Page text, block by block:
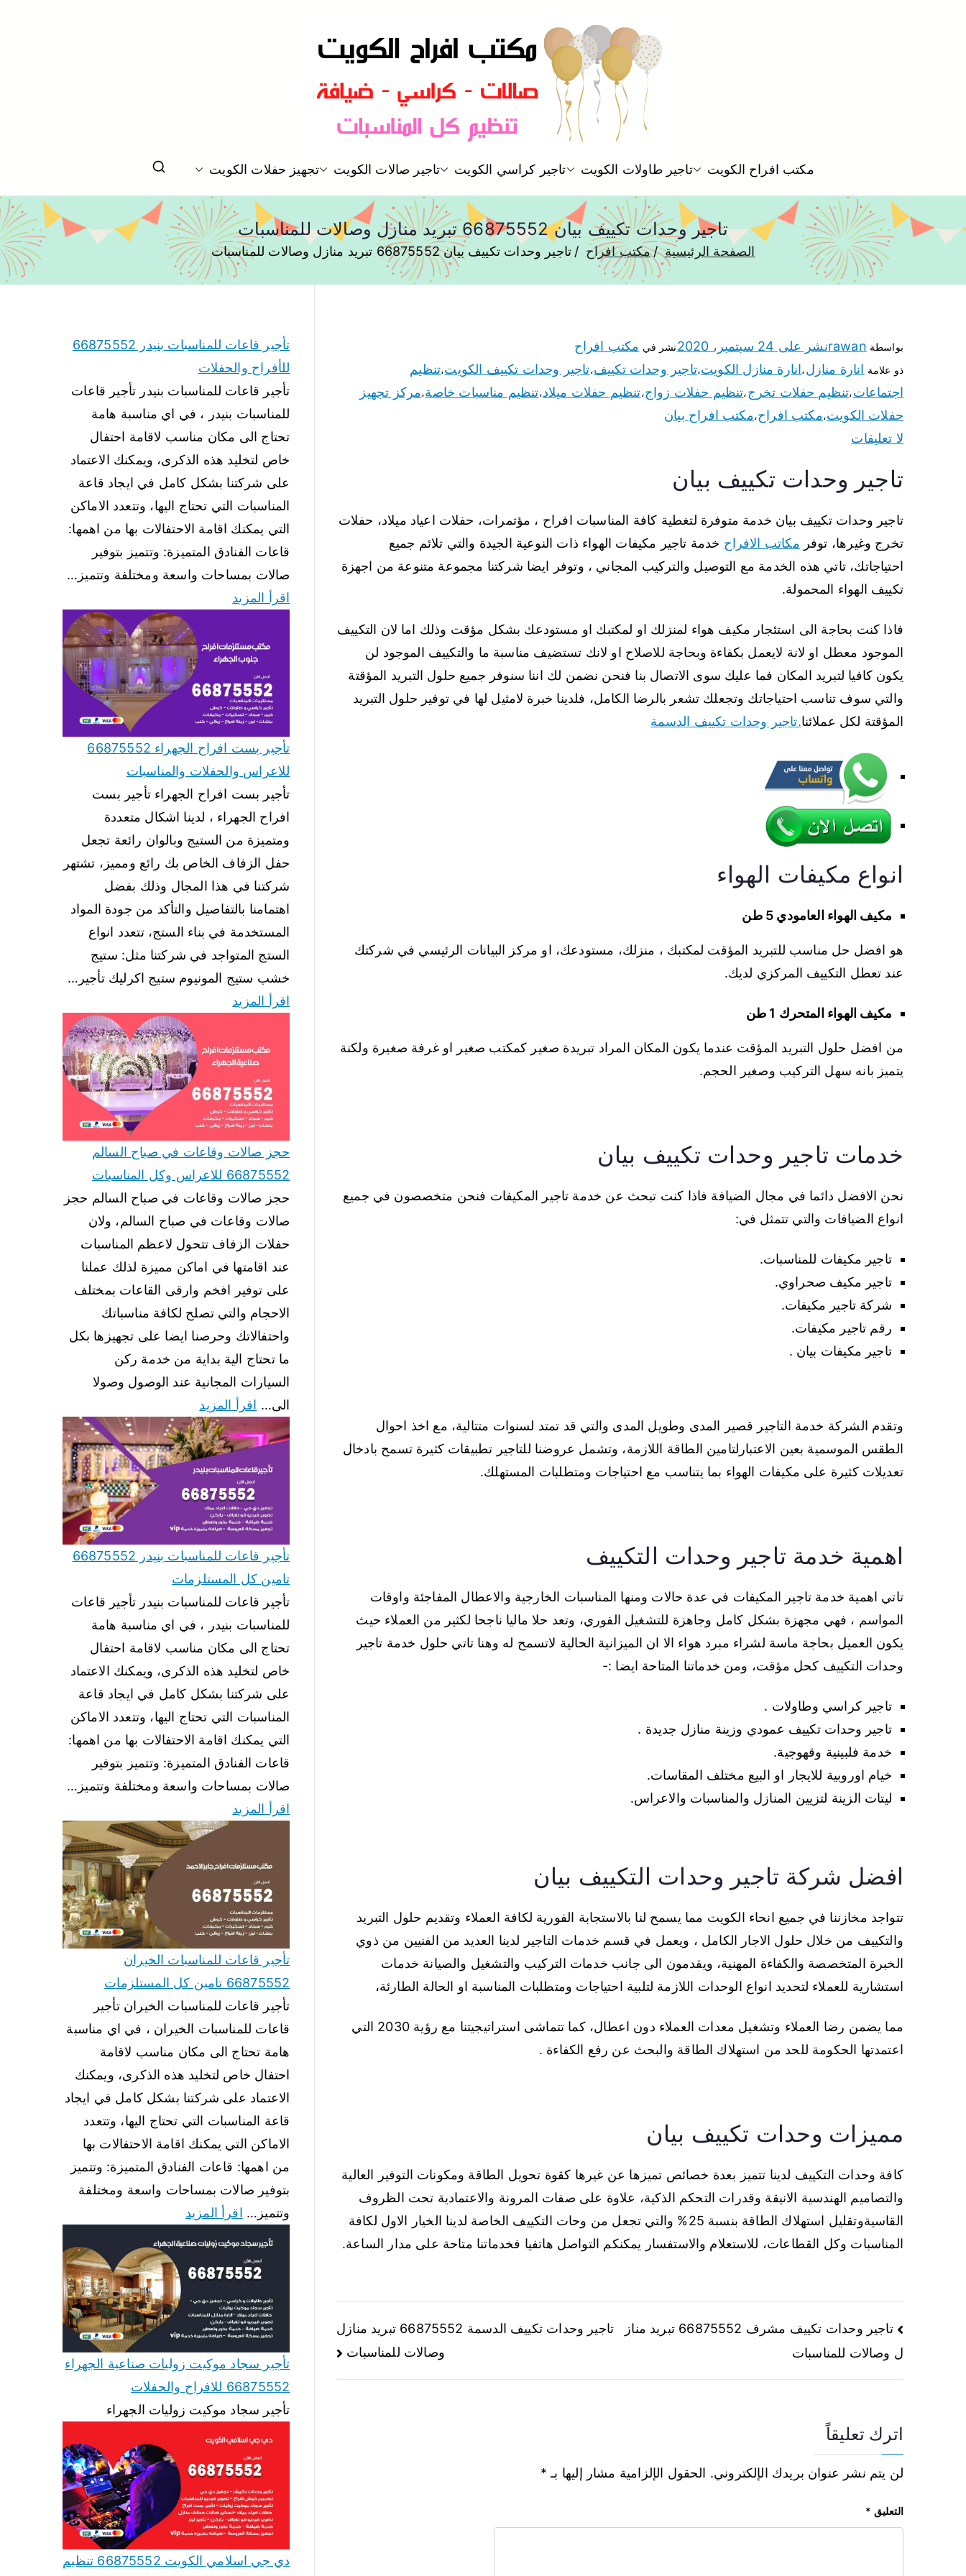
مكتب افراح
مكتب افراح و مناسبات و زواج و تخرج بالكويت مكتب افراح الكويت تاجير طاولات الكويت تاجير كراسي الكويت تاجير صالات الكويت تجهيز حفلات الكويت
تاجير وحدات تكييف بيان 66875552 تبريد منازل وصالات للمناسبات
الصفحة الرئيسية مكتب افراح تاجير وحدات تكييف بيان 66875552 تبريد منازل وصالات للمناسبات
بواسطة rawanنشر على 24 سبتمبر، 2020 نشر في مكتب افراح
ذو علامة انارة منازل،انارة منازل الكويت،تاجير وحدات تكييف،تاجير وحدات تكييف الكويت،تنظيم
اجتماعات،تنظيم حفلات تخرج،تنظيم حفلات زواج،تنظيم حفلات ميلاد،تنظيم مناسبات خاصة،مركز تجهيز
حفلات الكويت،مكتب افراح،مكتب افراح بيان
لا تعليقات
تاجير وحدات تكييف بيان
تاجير وحدات تكييف بيان خدمة متوفرة لتغطية كافة المناسبات افراح ، مؤتمرات، حفلات اعياد ميلاد، حفلات
تخرج وغيرها، توفر مكاتب الافراح خدمة تاجير مكيفات الهواء ذات النوعية الجيدة والتي تلائم جميع
احتياجاتك، تاتي هذه الخدمة مع التوصيل والتركيب المجاني ، وتوفر ايضا شركتنا مجموعة متنوعة من اجهزة
تكييف الهواء المحمولة.
فاذا كنت بحاجة الى استئجار مكيف هواء لمنزلك او لمكتبك او مستودعك بشكل مؤقت وذلك اما لان التكييف
الموجود معطل او لانة لايعمل بكفاءة وبحاجة للاصلاح او لانك تستضيف مناسبة ما والتكييف الموجود لن
يكون كافيا لتبريد المكان فما عليك سوى الاتصال بنا فنحن نضمن لك اننا سنوفر جميع حلول التبريد المؤقتة
والتي سوف تناسب احتياجاتك وتجعلك تشعر بالرضا الكامل، فلدينا خبرة لامثيل لها في توفير حلول التبريد
المؤقتة لكل عملائنا.تاجير وحدات تكييف الدسمة
انواع مكيفات الهواء
مكيف الهواء العامودي 5 طن
هو افضل حل مناسب للتبريد المؤقت لمكتبك ، منزلك، مستودعك، او مركز البيانات الرئيسي في شركتك
عند تعطل التكييف المركزي لديك.
مكيف الهواء المتحرك 1 طن
من افضل حلول التبريد المؤقت عندما يكون المكان المراد تبريدة صغير كمكتب صغير او غرفة صغيرة ولكنة
يتميز بانه سهل التركيب وصغير الحجم.
خدمات تاجير وحدات تكييف بيان
نحن الافضل دائما في مجال الضيافة فاذا كنت تبحث عن خدمة تاجير المكيفات فنحن متخصصون في جميع
انواع الضيافات والتي تتمثل في:
تاجير مكيفات للمناسبات.
تاجير مكيف صحراوي.
شركة تاجير مكيفات.
رقم تاجير مكيفات.
تاجير مكيفات بيان .
وتقدم الشركة خدمة التاجير قصير المدى وطويل المدى والتي قد تمتد لسنوات متتالية، مع اخذ احوال
الطقس الموسمية بعين الاعتبارلتامين الطاقة اللازمة، وتشمل عروضنا للتاجير تطبيقات كثيرة تسمح بادخال
تعديلات كثيرة على مكيفات الهواء بما يتناسب مع احتياجات ومتطلبات المستهلك.
اهمية خدمة تاجير وحدات التكييف
تاتي اهمية خدمة تاجير المكيفات في عدة حالات ومنها المناسبات الخارجية والاعطال المفاجئة واوقات
المواسم ، فهي مجهزة بشكل كامل وجاهزة للتشغيل الفوري، وتعد حلا ماليا ناجحا لكثير من العملاء حيث
يكون العميل بحاجة ماسة لشراء مبرد هواء الا ان الميزانية الحالية لاتسمح له وهنا تاتي حلول خدمة تاجير
وحدات التكييف كحل مؤقت، ومن خدماتنا المتاحة ايضا :-
تاجير كراسي وطاولات .
تاجير وحدات تكييف عمودي وزينة منازل جديدة .
خدمة فلبينية وقهوجية.
خيام اوروبية للايجار او البيع مختلف المقاسات.
ليتات الزينة لتزيين المنازل والمناسبات والاعراس.
افضل شركة تاجير وحدات التكييف بيان
تتواجد مخازننا في جميع انحاء الكويت مما يسمح لنا بالاستجابة الفورية لكافة العملاء وتقديم حلول التبريد
والتكييف من خلال حلول الاجار الكامل ، ويعمل في قسم خدمات التاجير لدينا العديد من الفنيين من ذوي
الخبرة المتخصصة والكفاءة المهنية، ويقدمون الى جانب خدمات التركيب والتشغيل والصيانة خدمات
استشارية للعملاء لتحديد انواع الوحدات اللازمة لتلبية احتياجات ومتطلبات المناسبة او الحالة الطارئة،
مما يضمن رضا العملاء وتشغيل معدات العملاء دون اعطال، كما تتماشى استراتيجيتنا مع رؤية 2030 التي
اعتمدتها الحكومة للحد من استهلاك الطاقة والبحث عن رفع الكفاءة .
مميزات وحدات تكييف بيان
كافة وحدات التكييف لدينا تتميز بعدة خصائص تميزها عن غيرها كقوة تحويل الطاقة ومكونات التوفير العالية
والتصاميم الهندسية الانيقة وقدرات التحكم الذكية، علاوة على صفات المرونة والاعتمادية تحت الظروف
القاسيةوتقليل استهلاك الطاقة بنسبة 25% والتي تجعل من وحات التكييف الخاصة لدينا الخيار الاول لكافة
المناسبات وكل القطاعات، للاستعلام والاستفسار يمكنكم التواصل هاتفيا فخدماتنا متاحة على مدار الساعة.
تاجير وحدات تكييف مشرف 66875552 تبريد مناز
ل وصالات للمناسبات
تاجير وحدات تكييف الدسمة 66875552 تبريد منازل
وصالات للمناسبات
اترك تعليقاً
لن يتم نشر عنوان بريدك الإلكتروني. الحقول الإلزامية مشار إليها بـ *
التعليق *
تأجير قاعات للمناسبات بنيدر 66875552
للأفراح والحفلات
تأجير قاعات للمناسبات بنيدر تأجير قاعات
للمناسبات بنيدر ، في اي مناسبة هامة
تحتاج الى مكان مناسب لاقامة احتفال
خاص لتخليد هذه الذكرى، ويمكنك الاعتماد
على شركتنا بشكل كامل في ايجاد قاعة
المناسبات التي تحتاج اليها، وتتعدد الاماكن
التي يمكنك اقامة الاحتفالات بها من اهمها:
قاعات الفنادق المتميزة: وتتميز بتوفير
صالات بمساحات واسعة ومختلفة وتتميز…
اقرأ المزيد
تأجير بست افراح الجهراء 66875552
للاعراس والحفلات والمناسبات
تأجير بست افراح الجهراء تأجير بست
افراح الجهراء ، لدينا اشكال متعددة
ومتميزة من الستيج وبالوان رائعة تجعل
حفل الزفاف الخاص بك رائع ومميز، تشتهر
شركتنا في هذا المجال وذلك بفضل
اهتمامنا بالتفاصيل والتأكد من جودة المواد
المستخدمة في بناء الستج، تتعدد انواع
الستج المتواجد في شركتنا مثل: ستيج
خشب ستيج المونيوم ستيج اكرليك تأجير…
اقرأ المزيد
حجز صالات وقاعات في صباح السالم
66875552 للاعراس وكل المناسبات
حجز صالات وقاعات في صباح السالم حجز
صالات وقاعات في صباح السالم، ولان
حفلات الزفاف تتحول لاعظم المناسبات
عند اقامتها في اماكن مميزة لذلك عملنا
على توفير افخم وارقى القاعات بمختلف
الاحجام والتي تصلح لكافة مناسباتك
واحتفالاتك وحرصنا ايضا على تجهيزها بكل
ما تحتاج الية بداية من خدمة ركن
السيارات المجانية عند الوصول وصولا
الى… اقرأ المزيد
تأجير قاعات للمناسبات بنيدر 66875552
تامين كل المستلزمات
تأجير قاعات للمناسبات بنيدر تأجير قاعات
للمناسبات بنيدر ، في اي مناسبة هامة
تحتاج الى مكان مناسب لاقامة احتفال
خاص لتخليد هذه الذكرى، ويمكنك الاعتماد
على شركتنا بشكل كامل في ايجاد قاعة
المناسبات التي تحتاج اليها، وتتعدد الاماكن
التي يمكنك اقامة الاحتفالات بها من اهمها:
قاعات الفنادق المتميزة: وتتميز بتوفير
صالات بمساحات واسعة ومختلفة وتتميز…
اقرأ المزيد
تأجير قاعات للمناسبات الخيران
66875552 تامين كل المستلزمات
تأجير قاعات للمناسبات الخيران تأجير
قاعات للمناسبات الخيران ، في اي مناسبة
هامة تحتاج الى مكان مناسب لاقامة
احتفال خاص لتخليد هذه الذكرى، ويمكنك
الاعتماد على شركتنا بشكل كامل في ايجاد
قاعة المناسبات التي تحتاج اليها، وتتعدد
الاماكن التي يمكنك اقامة الاحتفالات بها
من اهمها: قاعات الفنادق المتميزة: وتتميز
بتوفير صالات بمساحات واسعة ومختلفة
وتتميز… اقرأ المزيد
تأجير سجاد موكيت زوليات صناعية الجهراء
66875552 للافراح والحفلات
تأجير سجاد موكيت زوليات الجهراء
دي جي اسلامي الكويت 66875552 تنظيم